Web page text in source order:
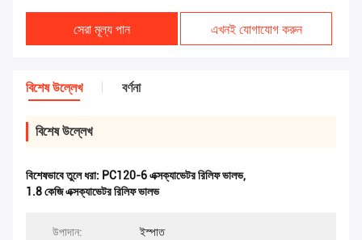
সেরা মূল্য পান এখনই যোগাযোগ করুন
বিশেষ উল্লেখ বর্ণনা
বিশেষ উল্লেখ
বিশেষভাবে তুলে ধরা: PC120-6 এক্সক্যাভেটর রিলিফ ভালভ,
1.8 কেজি এক্সক্যাভেটর রিলিফ ভালভ
উপাদান: ইস্পাত